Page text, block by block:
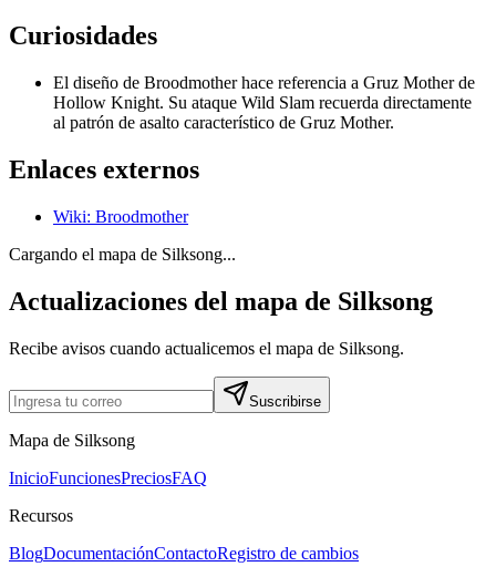
Curiosidades
El diseño de Broodmother hace referencia a Gruz Mother de
Hollow Knight. Su ataque Wild Slam recuerda directamente
al patrón de asalto característico de Gruz Mother.
Enlaces externos
Wiki: Broodmother
Cargando el mapa de Silksong...
Actualizaciones del mapa de Silksong
Recibe avisos cuando actualicemos el mapa de Silksong.
Suscribirse
Mapa de Silksong
InicioFuncionesPreciosFAQ
Recursos
BlogDocumentaciónContactoRegistro de cambios